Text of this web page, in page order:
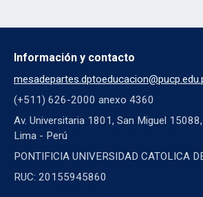
Información y contacto
(+511) 626-2000 anexo 4360
Av. Universitaria 1801, San Miguel 15088,
Lima - Perú
PONTIFICIA UNIVERSIDAD CATOLICA
RUC: 20155945860